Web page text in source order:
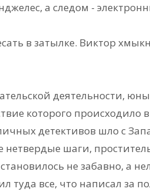
а следом -
в затылке. Виктор
деятельности,
которого происходило
детективов шло с
шаги,
не забавно, а
туда все, что написал за